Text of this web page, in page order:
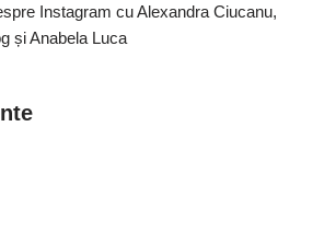
Instagram cu Alexandra Ciucanu,
și Anabela Luca